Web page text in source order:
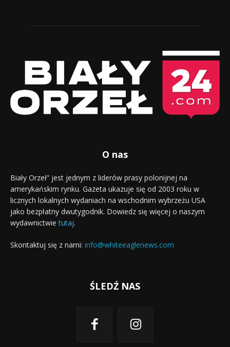
O nas
Biały Orzeł” jest jednym z liderów prasy polonijnej na
amerykańskim rynku. Gazeta ukazuje się od 2003 roku w
licznych lokalnych wydaniach na wschodnim wybrzeżu USA
jako bezpłatny dwutygodnik. Dowiedz się więcej o naszym
wydawnictwietutaj.
Skontaktuj się z nami: info@whiteeaglenews.com
ŚLEDŹ NAS